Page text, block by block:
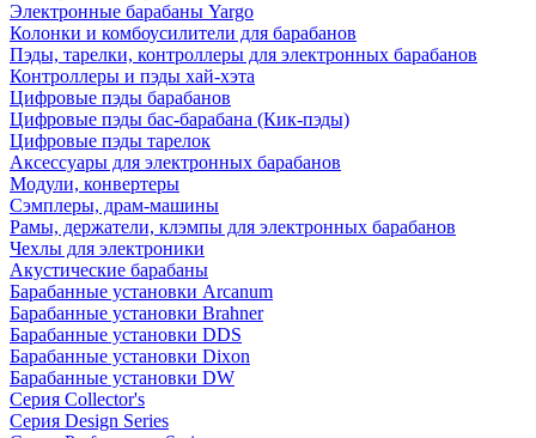
Электронные барабаны Yargo
Колонки и комбоусилители для барабанов
Пэды, тарелки, контроллеры для электронных барабанов
Контроллеры и пэды хай-хэта
Цифровые пэды барабанов
Цифровые пэды бас-барабана (Кик-пэды)
Цифровые пэды тарелок
Аксессуары для электронных барабанов
Модули, конвертеры
Сэмплеры, драм-машины
Рамы, держатели, клэмпы для электронных барабанов
Чехлы для электроники
Акустические барабаны
Барабанные установки Arcanum
Барабанные установки Brahner
Барабанные установки DDS
Барабанные установки Dixon
Барабанные установки DW
Серия Collector's
Серия Design Series